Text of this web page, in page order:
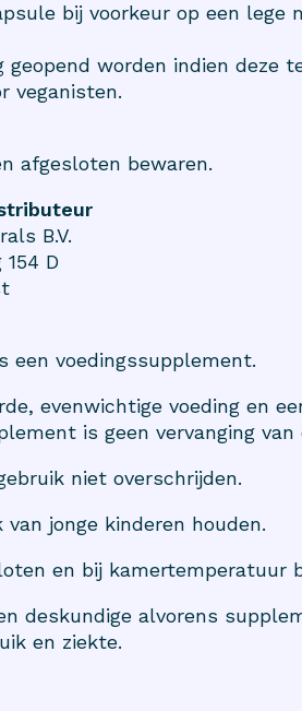
bij voorkeur op een
geopend worden indien deze
veganisten.
afgesloten bewaren.
B.V.
D
een voedingssupplement.
evenwichtige voeding en
is geen vervanging van
niet overschrijden.
van jonge kinderen houden.
en bij kamertemperatuur
deskundige alvorens
en ziekte.